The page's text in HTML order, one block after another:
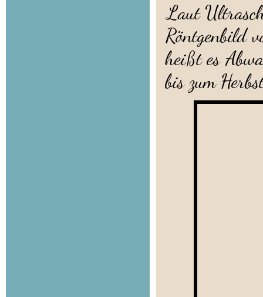
Laut
Röntgenbild
heißt es
bis zum